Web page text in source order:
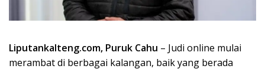
Liputankalteng.com, Puruk Cahu – Judi online mulai
merambat di berbagai kalangan, baik yang berada